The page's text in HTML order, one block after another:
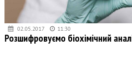
02.05.2017 11:30
Розшифровуємо біохімічний